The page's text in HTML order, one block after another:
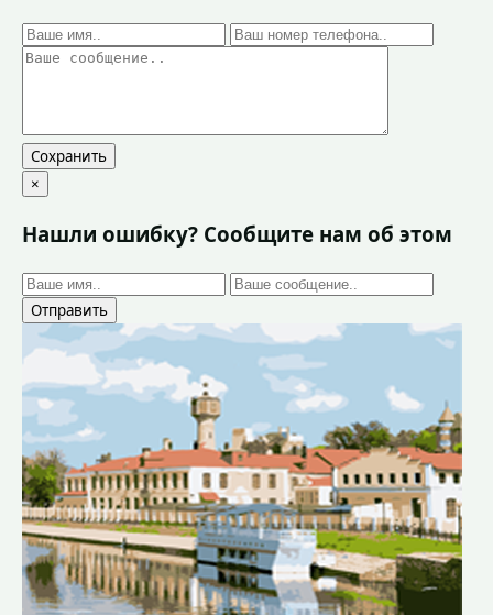
Сохранить
×
Нашли ошибку? Сообщите нам об этом
Отправить